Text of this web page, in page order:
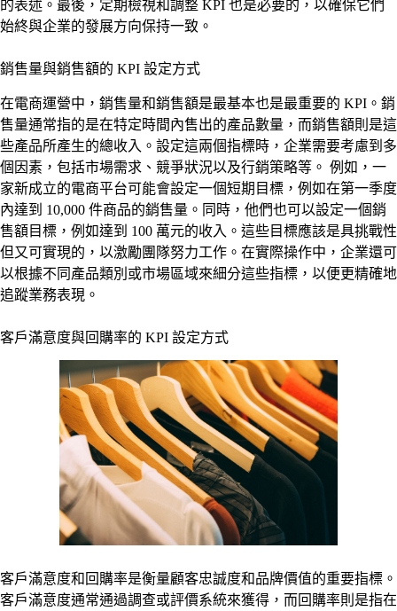
的表述。最後，定期檢視和調整 KPI 也是必要的，以確保它們
始終與企業的發展方向保持一致。
銷售量與銷售額的 KPI 設定方式
在電商運營中，銷售量和銷售額是最基本也是最重要的 KPI。銷
售量通常指的是在特定時間內售出的產品數量，而銷售額則是這
些產品所產生的總收入。設定這兩個指標時，企業需要考慮到多
個因素，包括市場需求、競爭狀況以及行銷策略等。 例如，一
家新成立的電商平台可能會設定一個短期目標，例如在第一季度
內達到 10,000 件商品的銷售量。同時，他們也可以設定一個銷
售額目標，例如達到 100 萬元的收入。這些目標應該是具挑戰性
但又可實現的，以激勵團隊努力工作。在實際操作中，企業還可
以根據不同產品類別或市場區域來細分這些指標，以便更精確地
追蹤業務表現。
客戶滿意度與回購率的 KPI 設定方式
客戶滿意度和回購率是衡量顧客忠誠度和品牌價值的重要指標。
客戶滿意度通常通過調查或評價系統來獲得，而回購率則是指在